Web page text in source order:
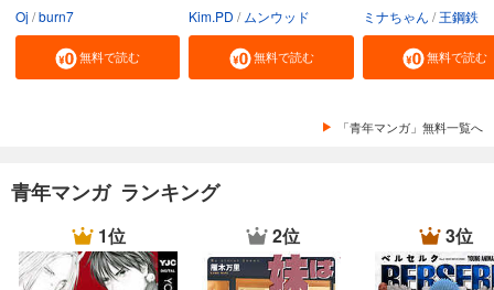
僕の妻は発達障害 分冊版第46巻
132
カート
試し読み
僕の妻は発達障害 分冊版第47巻
完結
カート
試し読み
Oj burn7
無料で読む
Kim.PD ムンウッド
無料で読む
ミナちゃん 王鋼鉄
無料で読む
「青年マンガ」無料一覧へ
青年マンガ ランキング
1位 2位 3位